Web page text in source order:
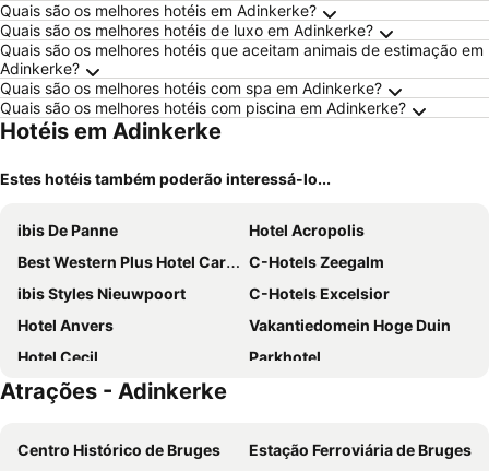
Quais são os melhores hotéis em Adinkerke?
Quais são os melhores hotéis de luxo em Adinkerke?
Quais são os melhores hotéis que aceitam animais de estimação em
Adinkerke?
Quais são os melhores hotéis com spa em Adinkerke?
Quais são os melhores hotéis com piscina em Adinkerke?
Hotéis em Adinkerke
Estes hotéis também poderão interessá-lo...
ibis De Panne
Hotel Acropolis
Best Western Plus Hotel Cargo
C-Hotels Zeegalm
ibis Styles Nieuwpoort
C-Hotels Excelsior
Hotel Anvers
Vakantiedomein Hoge Duin
Hotel Cecil
Parkhotel
Hotel Sfinx
Fyl hôtel Saint Pol
Premiere Classe Dunkerque Saint Pol Sur Mer
Atrações - Adinkerke
Centro Histórico de Bruges
Estação Ferroviária de Bruges